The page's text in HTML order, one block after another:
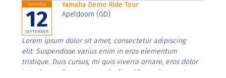
Saturday
12
SEPTEMBER
Yamaha Demo Ride Tour
Apeldoorn (GD)
Lorem ipsum dolor sit amet, consectetur adipiscing
elit. Suspendisse varius enim in eros elementum
tristique. Duis cursus, mi quis viverra ornare, eros dolor
interdum nulla, ut commodo diam libero vitae erat.